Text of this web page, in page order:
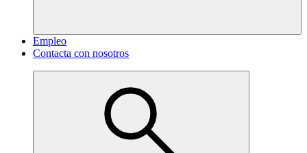
Empleo
Contacta con nosotros